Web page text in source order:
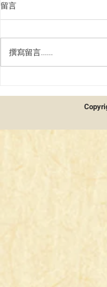
間諜家家酒開箱及配率
留言
撰寫留言......